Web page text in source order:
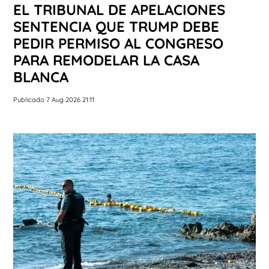
EL TRIBUNAL DE APELACIONES
SENTENCIA QUE TRUMP DEBE
PEDIR PERMISO AL CONGRESO
PARA REMODELAR LA CASA
BLANCA
Publicado 7 Aug 2026 21:11